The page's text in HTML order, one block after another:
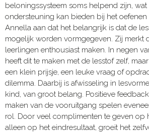
beloningssysteem soms helpend zijn,
ondersteuning kan bieden bij het oefenen
Annella aan dat het belangrijk is dat de
mogelijk worden vormgegeven. Zij merkt
leerlingen enthousiast maken. In negen
heeft dit te maken met de lesstof zelf,
een klein prijsje, een leuke vraag of
dilemma. Daarbij is afwisseling in
kind, van groot belang. Positieve
maken van de vooruitgang spelen
rol. Door veel complimenten te geven op
alleen op het eindresultaat, groeit het